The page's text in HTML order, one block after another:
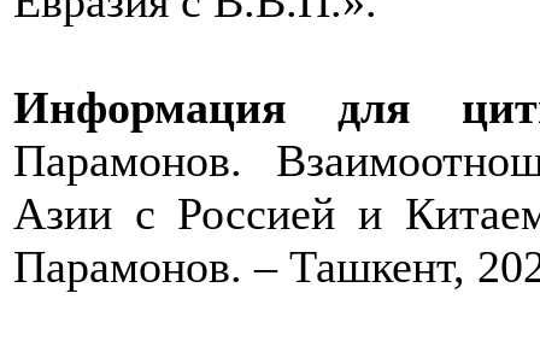
Информация для
Парамонов.
Азии с Россией и
Парамонов. – Ташкент,